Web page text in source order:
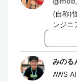
(自称)
ンジニ
みのる
AWS